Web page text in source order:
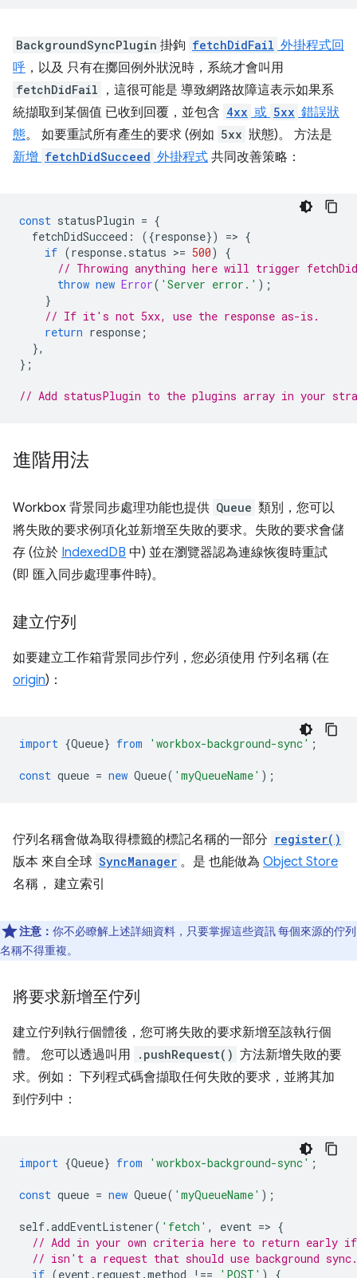
BackgroundSyncPlugin 掛鉤 fetchDidFail 外掛程式回
呼 ，以及 只有在擲回例外狀況時，系統才會叫用
fetchDidFail
，這很可能是 導致網路故障這表示如果系
統擷取到某個值 已收到回覆，並包含 4xx 或 5xx 錯誤狀
態。 如要重試所有產生的要求 (例如 5xx 狀態)。 方法是
新增 fetchDidSucceed 外掛程式 共同改善策略：
const statusPlugin = {
fetchDidSucceed : ({response}) => {
if (response. status >= 500)
{
// Throwing anything here will trigger
throw new Error( 'Server error.' );
}
// If it's not 5xx, use the response as-is.
return response ;
},
};
// Add statusPlugin to the plugins array in your
進階用法
Workbox 背景同步處理功能也提供 Queue 類別，您可以
將失敗的要求例項化並新增至失敗的要求。失敗的要求會儲
存 (位於 IndexedDB 中) 並在瀏覽器認為連線恢復時重試
(即 匯入同步處理事件時)。
建立佇列
如要建立工作箱背景同步佇列，您必須使用 佇列名稱 (在
origin)：
import {Queue} from 'workbox-background-sync' ;
const queue = new Queue( 'myQueueName' );
佇列名稱會做為取得標籤的標記名稱的一部分 register()
版本 來自全球 SyncManager 。是 也能做為 Object Store
名稱， 建立索引
注意： 你不必瞭解上述詳細資料，只要掌握這些資訊 每個來源的佇列
名稱不得重複。
將要求新增至佇列
建立佇列執行個體後，您可將失敗的要求新增至該執行個
體。 您可以透過叫用
.pushRequest() 方法新增失敗的要
求。例如： 下列程式碼會擷取任何失敗的要求，並將其加
到佇列中：
import {Queue} from 'workbox-background-sync' ;
const queue = new Queue( 'myQueueName' );
self.addEventListener( 'fetch' , event => {
// Add in your own criteria here to return early
// isn't a request that should use background sync.
if (event . request .method !== 'POST' ) {